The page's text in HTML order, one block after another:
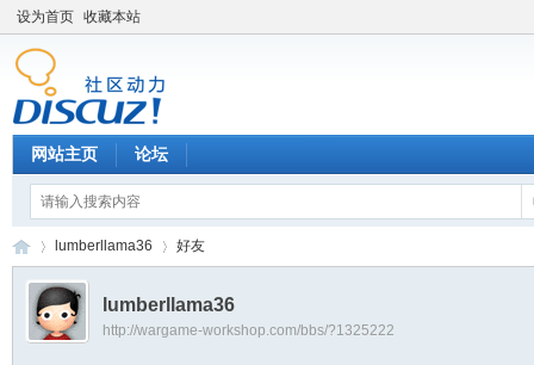
设为首页 收藏本站
网站主页 论坛
›
lumberllama36 好友
lumberllama36
http://wargame-workshop.com/bbs/?1325222